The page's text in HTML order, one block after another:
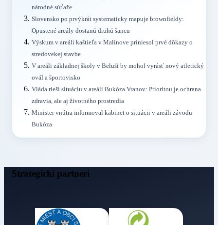
národné súťaže
Slovensko po prvýkrát systematicky mapuje brownfieldy:
Opustené areály dostanú druhú šancu
Výskum v areáli kaštieľa v Malinove priniesol prvé dôkazy o
stredovekej stavbe
V areáli základnej školy v Beluši by mohol vyrásť nový atletický
ovál a športovisko
Vláda rieši situáciu v areáli Bukóza Vranov: Prioritou je ochrana
zdravia, ale aj životného prostredia
Minister vnútra informoval kabinet o situácii v areáli závodu
Bukóza
Strategickí partneri